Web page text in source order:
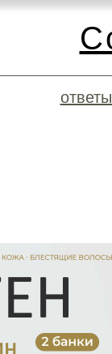
Collagen live